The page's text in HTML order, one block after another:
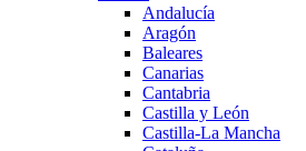
Andalucía
Aragón
Baleares
Canarias
Cantabria
Castilla y León
Castilla-La Mancha